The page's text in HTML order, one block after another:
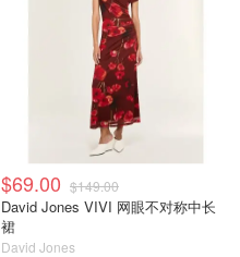
$69.00 $149.00
David Jones VIVI 网眼不对称中长
裙
David Jones